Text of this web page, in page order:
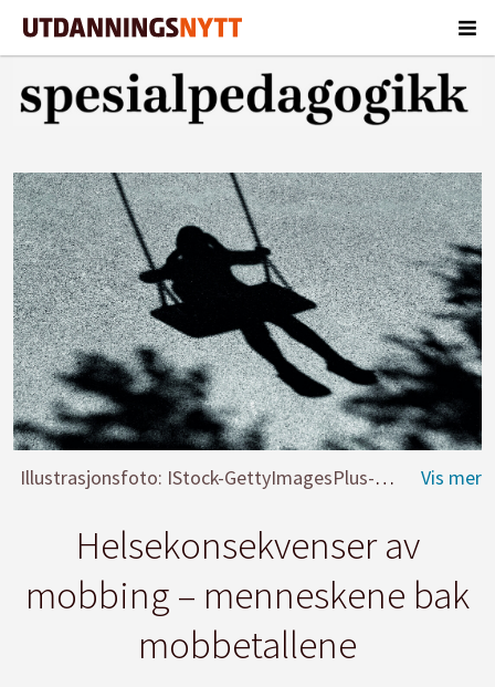
Illustrasjonsfoto: IStock-GettyImagesPlus-AlexLinch
Helsekonsekvenser av
mobbing – menneskene bak
mobbetallene